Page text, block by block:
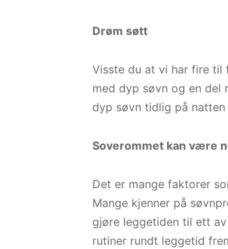
Drøm søtt
Visste du at vi har fire til
med dyp søvn og en del
dyp søvn tidlig på
Soverommet kan være
Det er mange faktorer
Mange kjenner på
gjøre leggetiden til ett
rutiner rundt leggetid